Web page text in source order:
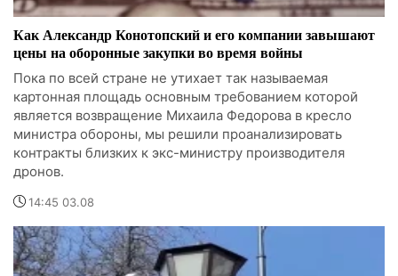
Как Александр Конотопский и его компании завышают
цены на оборонные закупки во время войны
Пока по всей стране не утихает так называемая
картонная площадь основным требованием которой
является возвращение Михаила Федорова в кресло
министра обороны, мы решили проанализировать
контракты близких к экс-министру производителя
дронов.
14:45 03.08